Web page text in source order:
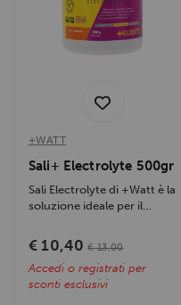
+WATT
Sali+ Electrolyte 500gr
Sali Electrolyte di +Watt è la
soluzione ideale per il
€ 10,40 € 13,00
Accedi o registrati per
sconti esclusivi